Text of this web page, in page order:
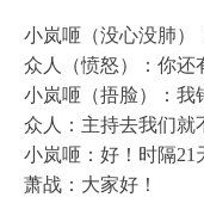
小岚咂（没心没肺）
众人（愤怒）：你还
小岚咂（捂脸）：我
众人：主持去我们就
小岚咂：好！时隔
萧战：大家好！